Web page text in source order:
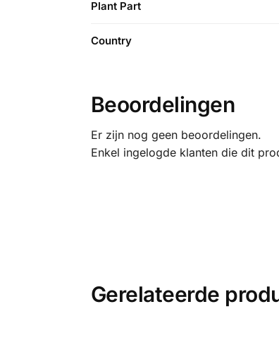
Plant Part
Country
Beoordelingen
Er zijn nog geen beoordelingen.
Enkel ingelogde klanten die dit
Gerelateerde